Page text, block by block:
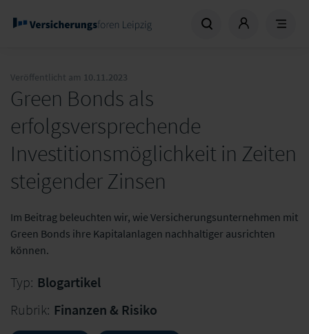
Veröffentlicht am 10.11.2023
Green Bonds als
erfolgsversprechende
Investitionsmöglichkeit in Zeiten
steigender Zinsen
Im Beitrag beleuchten wir, wie Versicherungsunternehmen mit
Green Bonds ihre Kapitalanlagen nachhaltiger ausrichten
können.
Typ: Blogartikel
Rubrik: Finanzen & Risiko